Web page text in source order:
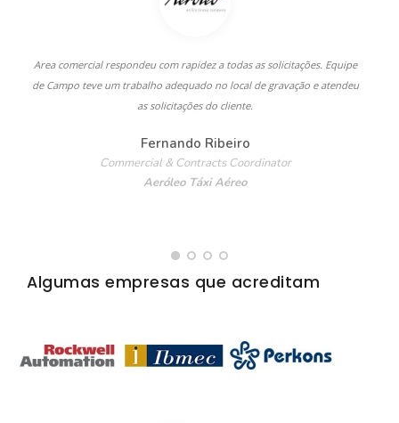
Area comercial respondeu com rapidez a todas as solicitações. Equipe
de Campo teve um trabalho adequado no local de gravação e atendeu
as solicitações do cliente.
Fernando Ribeiro
Commercial & Contracts Coordinator
Aeróleo Táxi Aéreo
Algumas empresas que acreditam